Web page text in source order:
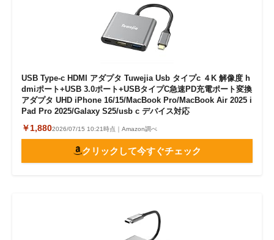
USB Type-c HDMI アダプタ Tuwejia Usb タイプc ４K 解像度 h
dmiポート+USB 3.0ポート+USBタイプC急速PD充電ポート変換
アダプタ UHD iPhone 16/15/MacBook Pro/MacBook Air 2025 i
Pad Pro 2025/Galaxy S25/usb c デバイス対応
￥1,8802026/07/15 10:21時点｜Amazon調べ
クリックして今すぐチェック